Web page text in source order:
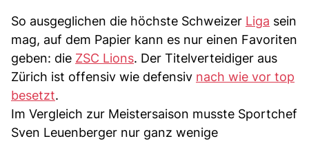
So ausgeglichen die höchste Schweizer Liga sein
mag, auf dem Papier kann es nur einen Favoriten
geben: die ZSC Lions. Der Titelverteidiger aus
Zürich ist offensiv wie defensiv nach wie vor top
besetzt.
Im Vergleich zur Meistersaison musste Sportchef
Sven Leuenberger nur ganz wenige